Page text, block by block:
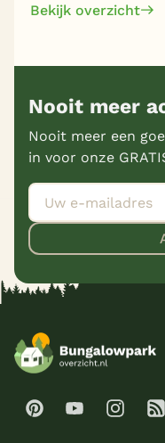
Bekijk overzicht
Nooit meer
Nooit meer een
in voor onze